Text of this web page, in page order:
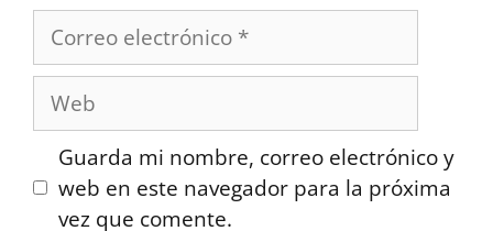
Correo
electrónico
Web
Guarda mi nombre, correo electrónico y
web en este navegador para la próxima
vez que comente.